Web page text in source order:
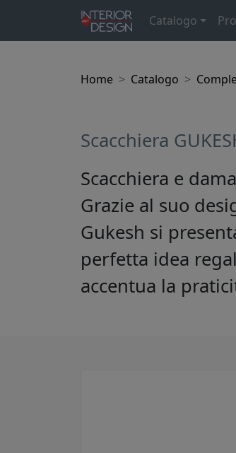
Catalogo
Home Catalogo
Scacchiera
Scacchiera e
Grazie al suo
Gukesh si
perfetta idea
accentua la